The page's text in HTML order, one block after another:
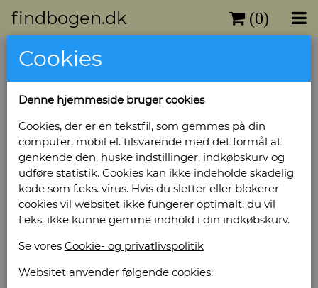
findbogen.dk (0)
Cookies
Denne hjemmeside bruger cookies
Cookies, der er en tekstfil, som gemmes på din
computer, mobil el. tilsvarende med det formål at
genkende den, huske indstillinger, indkøbskurv og
udføre statistik. Cookies kan ikke indeholde skadelig
kode som f.eks. virus. Hvis du sletter eller blokerer
cookies vil websitet ikke fungerer optimalt, du vil
f.eks. ikke kunne gemme indhold i din indkøbskurv.
Se vores Cookie- og privatlivspolitik
Websitet anvender følgende cookies: